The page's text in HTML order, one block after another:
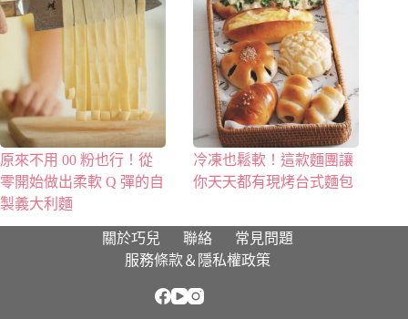
原來不用 00 粉也行！從
零開始做出柔軟 Q 彈的自
製義大利麵
冷凍也鬆軟！這款麵團讓
你天天都有現烤台式麵包
關於巧兒 聯絡
常見問題
服務條款＆隱私權政策